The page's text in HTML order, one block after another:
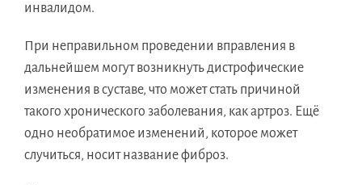
инвалидом.
При неправильном проведении вправления в
дальнейшем могут возникнуть дистрофические
изменения в суставе, что может стать причиной
такого хронического заболевания, как артроз. Ещё
одно необратимое изменений, которое может
случиться, носит название фиброз.